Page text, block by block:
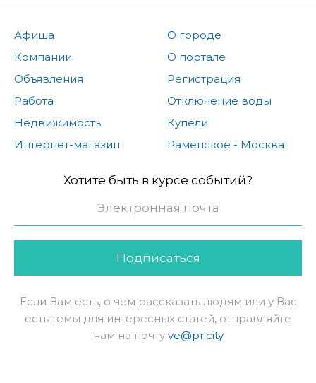
Афиша
Компании
Объявления
Работа
Недвижимость
Интернет-магазин
О городе
О портале
Регистрация
Отключение воды
Купели
Раменское - Москва
Хотите быть в курсе событий?
Подписаться
Если Вам есть, о чем рассказать людям или у Вас
есть темы для интересных статей, отправляйте
нам на почту ve@pr.city